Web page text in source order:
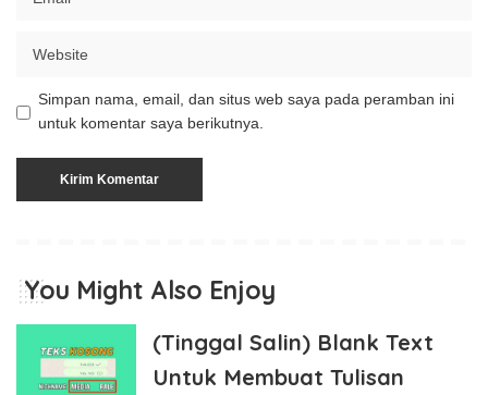
Simpan nama, email, dan situs web saya pada peramban ini
untuk komentar saya berikutnya.
You Might Also Enjoy
(Tinggal Salin) Blank Text
Untuk Membuat Tulisan